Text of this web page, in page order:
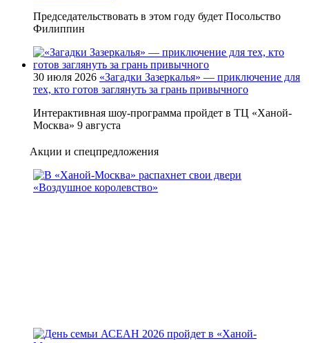
Председательствовать в этом году будет Посольство
Филиппин
30 июля 2026 «Загадки Зазеркалья» — приключение для
тех, кто готов заглянуть за грань привычного
Интерактивная шоу-программа пройдет в ТЦ «Ханой-
Москва» 9 августа
Акции и спецпредложения